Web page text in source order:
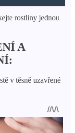
rostliny jednou
A
v těsně uzavřené